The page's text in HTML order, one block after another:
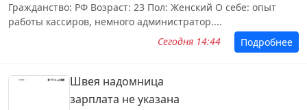
Гражданство: РФ Возраст: 23 Пол: Женский О себе: опыт
работы кассиров, немного администратор....
Сегодня 14:44
Подробнее
Швея надомница
зарплата не указана